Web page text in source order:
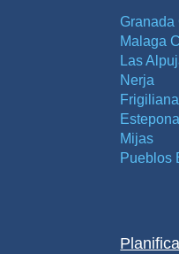
Granada
Malaga
Las
Nerja
Frigiliana
Estepona
Mijas
Pueblos